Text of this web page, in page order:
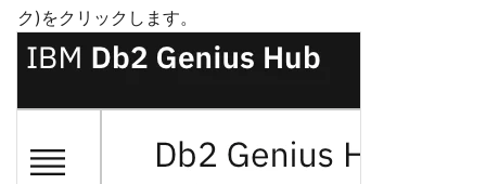
ク)をクリックします。